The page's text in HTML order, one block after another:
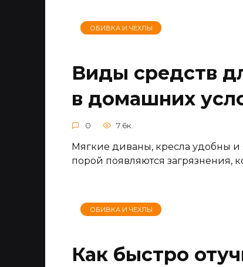
ОБИВКА И ЧЕХЛЫ
Виды средств
в домашних
0 7.6к.
Мягкие диваны, кресла удобны
порой появляются загрязнения,
ОБИВКА И ЧЕХЛЫ
Как быстро